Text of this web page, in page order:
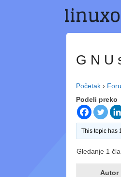
G N U
Početak ›
Podeli preko
This topic has
Gledanje 1
Autor